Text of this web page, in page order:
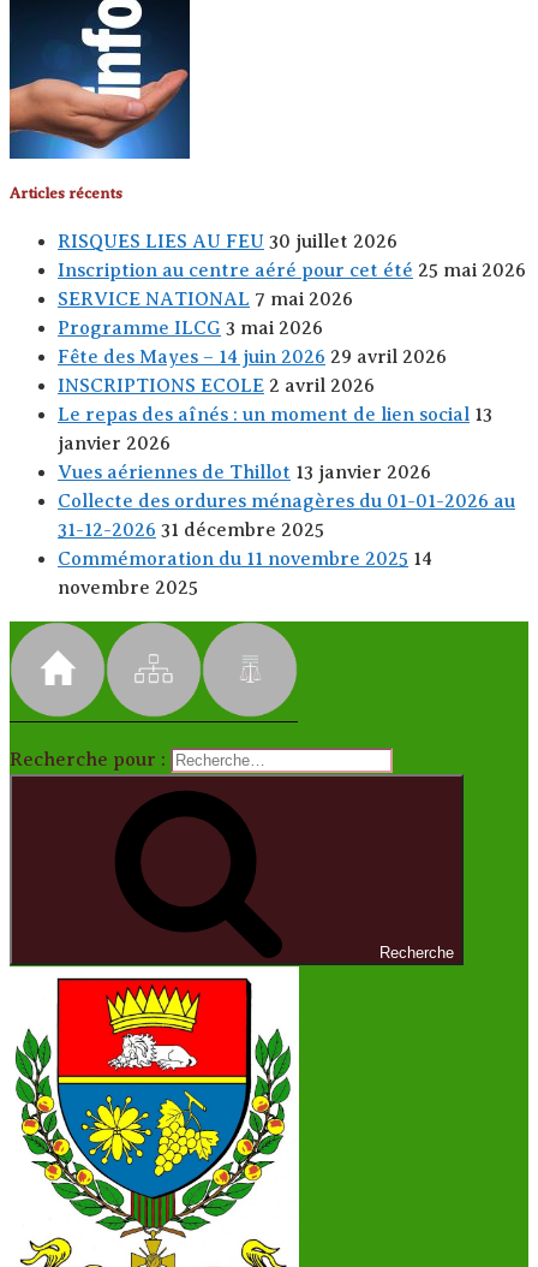
Articles récents
RISQUES LIES AU FEU 30 juillet 2026
Inscription au centre aéré pour cet été 25 mai 2026
SERVICE NATIONAL 7 mai 2026
Programme ILCG 3 mai 2026
Fête des Mayes – 14 juin 2026 29 avril 2026
INSCRIPTIONS ECOLE 2 avril 2026
Le repas des aînés : un moment de lien social 13
janvier 2026
Vues aériennes de Thillot 13 janvier 2026
Collecte des ordures ménagères du 01-01-2026 au
31-12-2026 31 décembre 2025
Commémoration du 11 novembre 2025 14
novembre 2025
Recherche pour :
Recherche